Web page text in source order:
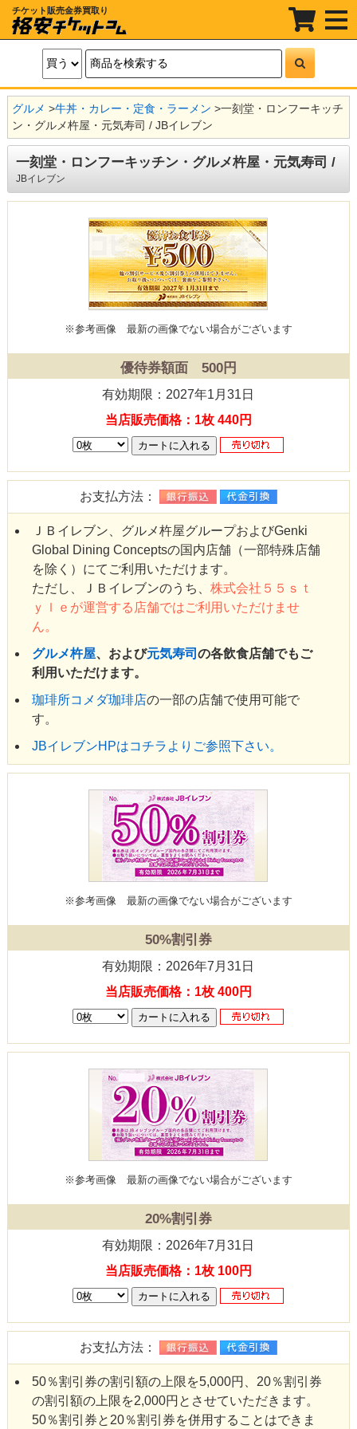
チケット販売金券買取り
t
o
g
n
a
v
a
n
グルメ >牛丼・カレー・定食・ラーメン >一刻堂・ロンフーキッチ
ン・グルメ杵屋・元気寿司 / JBイレブン
一刻堂・ロンフーキッチン・グルメ杵屋・元気寿司 /
JBイレブン
※参考画像 最新の画像でない場合がございます
優待券額面 500円
有効期限：2027年1月31日
当店販売価格：1枚 440円
お支払方法：
ＪＢイレブン、グルメ杵屋グループおよびGenki
Global Dining Conceptsの国内店舗（一部特殊店舗
を除く）にてご利用いただけます。
ただし、ＪＢイレブンのうち、 株式会社５５ｓｔ
ｙｌｅが運営する店舗ではご利用いただけませ
ん。
グルメ杵屋、および元気寿司 の各飲食店舗でもご
利用いただけます。
珈琲所コメダ珈琲店の一部の店舗で使用可能で
す。
JBイレブンHPはコチラよりご参照下さい。
※参考画像 最新の画像でない場合がございます
50%割引券
有効期限：2026年7月31日
当店販売価格：1枚 400円
※参考画像 最新の画像でない場合がございます
20%割引券
有効期限：2026年7月31日
当店販売価格：1枚 100円
お支払方法：
50％割引券の割引額の上限を5,000円、20％割引券
の割引額の上限を2,000円とさせていただきます。
50％割引券と20％割引券を併用することはできま